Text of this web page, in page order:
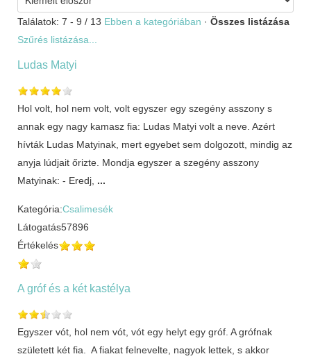
Találatok: 7 - 9 / 13 Ebben a kategóriában · Összes listázása
Szűrés listázása...
Ludas Matyi
Hol volt, hol nem volt, volt egyszer egy szegény asszony s
annak egy nagy kamasz fia: Ludas Matyi volt a neve. Azért
hívták Ludas Matyinak, mert egyebet sem dolgozott, mindig az
anyja lúdjait őrizte. Mondja egyszer a szegény asszony
Matyinak: - Eredj, ...
Kategória:Csalimesék
Látogatás57896
Értékelés
A gróf és a két kastélya
Egyszer vót, hol nem vót, vót egy helyt egy gróf. A grófnak
született két fia. A fiakat felnevelte, nagyok lettek, s akkor